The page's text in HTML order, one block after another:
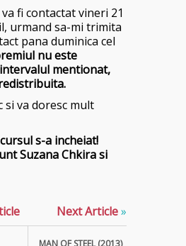
fi contactat vineri 21
urmand sa-mi trimita
pana duminica cel
nu este
mentionat,
si va doresc mult
s-a incheiat!
Suzana Chkira si
Next Article»
MAN OF STEEL (2013)